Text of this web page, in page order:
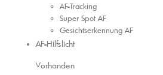
AF-Tracking
Super Spot AF
Gesichtserkennung AF
AF-Hilfslicht
Vorhanden